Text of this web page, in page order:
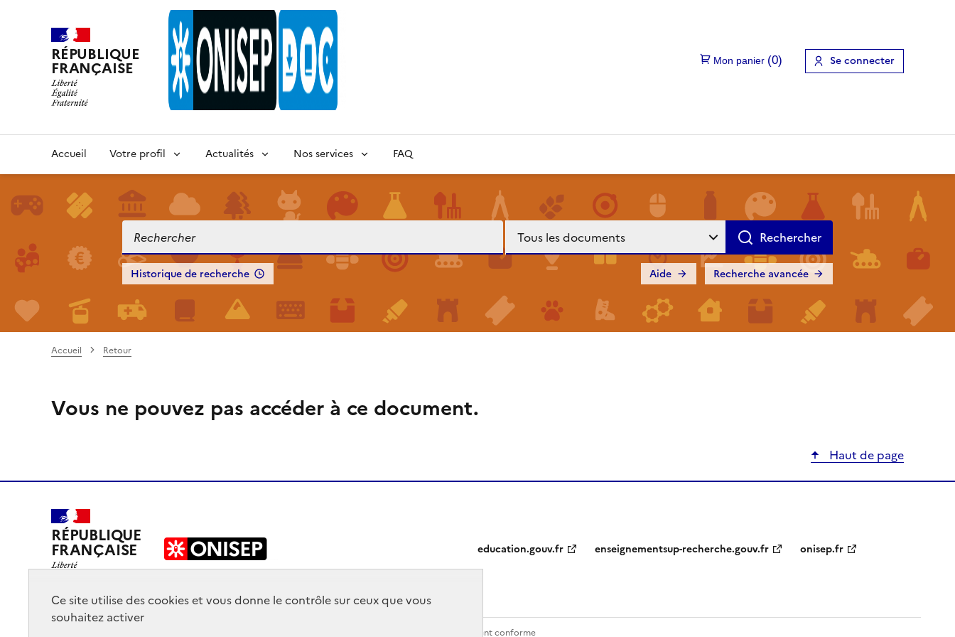
Ce site utilise des cookies et vous donne le contrôle sur ceux que vous
souhaitez activer
RÉPUBLIQUE
FRANÇAISE Se connecter
Accueil Votre profil Actualités Nos services FAQ
Historique de recherche Recherche avancée
Aide
Accueil Retour
Vous ne pouvez pas accéder à ce document.
Haut de page
RÉPUBLIQUE
FRANÇAISE education.gouv.fr enseignementsup-recherche.gouv.fr onisep.fr
Accessibilité : partiellement conforme